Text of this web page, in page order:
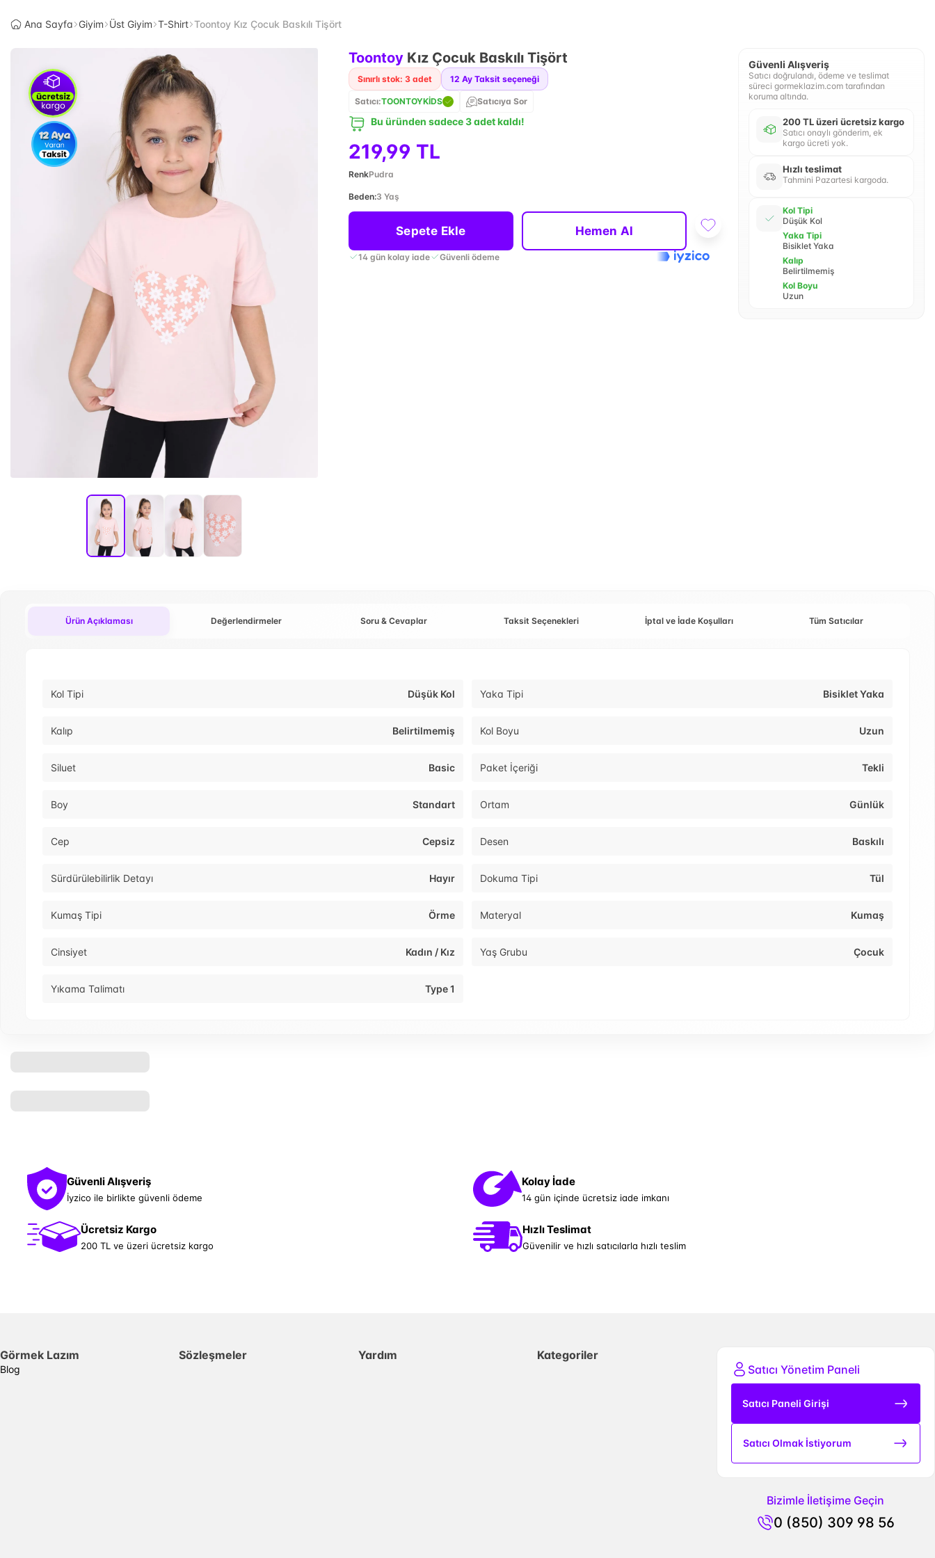
Ana Sayfa Giyim Üst Giyim T-Shirt Toontoy Kız Çocuk Baskılı Tişört
Toontoy Kız Çocuk Baskılı Tişört
Sınırlı stok: 3 adet 12 Ay Taksit seçeneği
Satıcı:TOONTOYKİDS Satıcıya Sor
Bu üründen sadece 3 adet kaldı!
219,99 TL
RenkPudra
Beden:3 Yaş
Sepete Ekle Hemen Al
14 gün kolay iade Güvenli ödeme
Güvenli Alışveriş
Satıcı doğrulandı, ödeme ve teslimat
süreci gormeklazim.com tarafından
koruma altında.
200 TL üzeri ücretsiz kargo
Satıcı onaylı gönderim, ek
kargo ücreti yok.
Hızlı teslimat
Tahmini Pazartesi kargoda.
Kol Tipi
Düşük Kol
Yaka Tipi
Bisiklet Yaka
Kalıp
Belirtilmemiş
Kol Boyu
Uzun
Ürün Açıklaması Değerlendirmeler Soru & Cevaplar Taksit Seçenekleri İptal ve İade Koşulları Tüm Satıcılar
Kol Tipi Düşük Kol Yaka Tipi Bisiklet Yaka
Kalıp Belirtilmemiş Kol Boyu Uzun
Siluet Basic Paket İçeriği Tekli
Boy Standart Ortam Günlük
Cep Cepsiz Desen Baskılı
Sürdürülebilirlik Detayı Hayır Dokuma Tipi Tül
Kumaş Tipi Örme Materyal Kumaş
Cinsiyet Kadın / Kız Yaş Grubu Çocuk
Yıkama Talimatı Type 1
Güvenli Alışveriş
İyzico ile birlikte güvenli ödeme
Kolay İade
14 gün içinde ücretsiz iade imkanı
Ücretsiz Kargo
200 TL ve üzeri ücretsiz kargo
Hızlı Teslimat
Güvenilir ve hızlı satıcılarla hızlı teslim
Görmek Lazım
Blog
Sözleşmeler Yardım
Kategoriler
Satıcı Yönetim Paneli
Satıcı Paneli Girişi
Satıcı Olmak İstiyorum
Bizimle İletişime Geçin
0 (850) 309 98 56